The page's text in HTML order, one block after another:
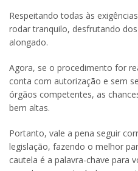
Respeitando todas às
rodar tranquilo, desfrutando
alongado.
Agora, se o procedimento for
conta com autorização e sem
órgãos competentes, as
bem altas.
Portanto, vale a pena seguir
legislação, fazendo o melhor
cautela é a palavra-chave para